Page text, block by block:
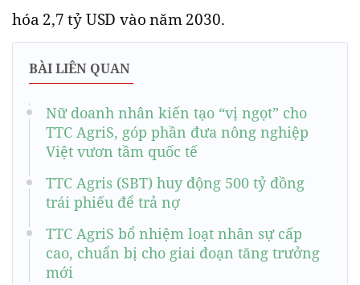
hóa 2,7 tỷ USD vào năm 2030.
BÀI LIÊN QUAN
Nữ doanh nhân kiến tạo “vị ngọt” cho
TTC AgriS, góp phần đưa nông nghiệp
Việt vươn tầm quốc tế
TTC Agris (SBT) huy động 500 tỷ đồng
trái phiếu để trả nợ
TTC AgriS bổ nhiệm loạt nhân sự cấp
cao, chuẩn bị cho giai đoạn tăng trưởng
mới